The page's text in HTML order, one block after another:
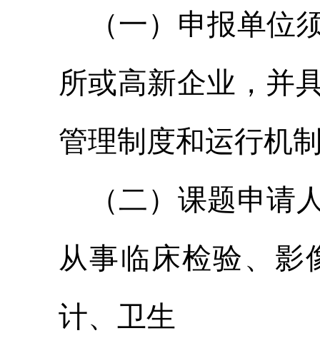
（一）申报单位
所或高新企业，并
管理制度和运行机
（二）课题申请
从事临床检验、影
计、卫生